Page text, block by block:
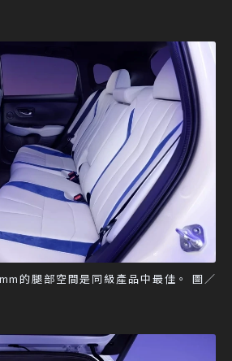
的腿部空間是同級產品中最佳。 圖／